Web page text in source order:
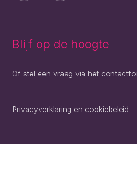
Blijf op de hoogte
Of stel een vraag via het
Privacyverklaring en cookiebeleid